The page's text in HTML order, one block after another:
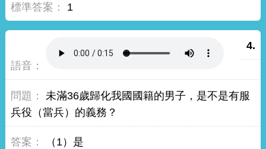
1
4.
未滿36歲歸化我國國籍的男子，是不是有服
兵役（當兵）的義務？
（1）是